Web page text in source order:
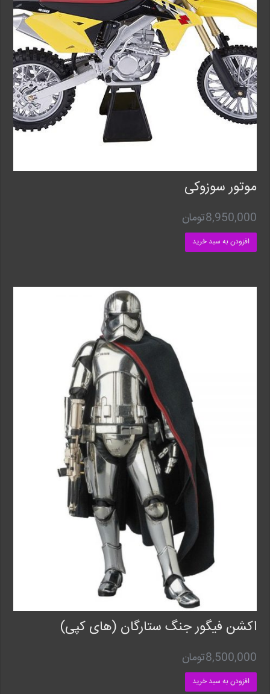
موتور سوزوکی
8,950,000تومان
افزودن به سبد خرید
اکشن فیگور جنگ ستارگان (های کپی)
8,500,000تومان
افزودن به سبد خرید